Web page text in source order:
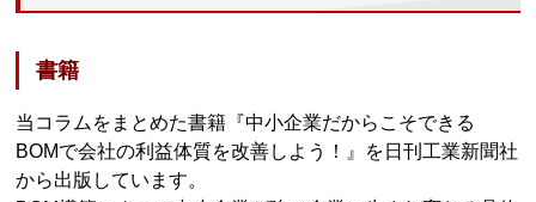
書籍
当コラムをまとめた書籍『中小企業だからこそできる
BOMで会社の利益体質を改善しよう！』を日刊工業新聞社
から出版しています。